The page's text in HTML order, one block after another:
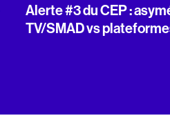
Alerte #3 du CEP :
TV/SMAD vs